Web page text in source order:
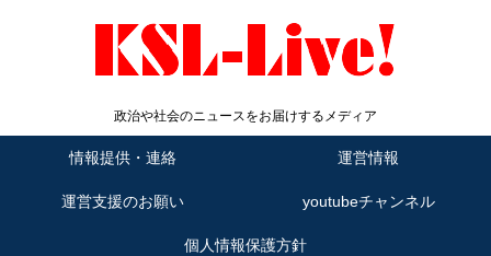
政治や社会のニュースをお届けするメディア
情報提供・連絡 運営情報
運営支援のお願い youtubeチャンネル
個人情報保護方針